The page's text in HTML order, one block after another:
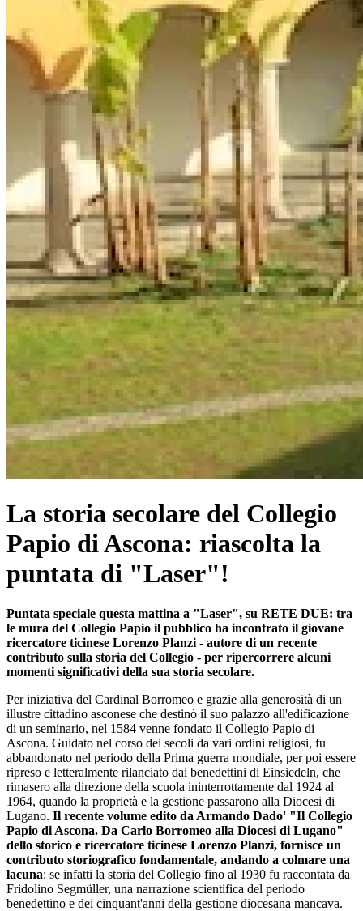
La storia secolare del Collegio
Papio di Ascona: riascolta la
puntata di "Laser"!
Puntata speciale questa mattina a "Laser", su RETE DUE: tra
le mura del Collegio Papio il pubblico ha incontrato il giovane
ricercatore ticinese Lorenzo Planzi - autore di un recente
contributo sulla storia del Collegio - per ripercorrere alcuni
momenti significativi della sua storia secolare.
Per iniziativa del Cardinal Borromeo e grazie alla generosità di un
illustre cittadino asconese che destinò il suo palazzo all'edificazione
di un seminario, nel 1584 venne fondato il Collegio Papio di
Ascona. Guidato nel corso dei secoli da vari ordini religiosi, fu
abbandonato nel periodo della Prima guerra mondiale, per poi essere
ripreso e letteralmente rilanciato dai benedettini di Einsiedeln, che
rimasero alla direzione della scuola ininterrottamente dal 1924 al
1964, quando la proprietà e la gestione passarono alla Diocesi di
Lugano. Il recente volume edito da Armando Dado' "Il Collegio
Papio di Ascona. Da Carlo Borromeo alla Diocesi di Lugano"
dello storico e ricercatore ticinese Lorenzo Planzi, fornisce un
contributo storiografico fondamentale, andando a colmare una
lacuna: se infatti la storia del Collegio fino al 1930 fu raccontata da
Fridolino Segmüller, una narrazione scientifica del periodo
benedettino e dei cinquant'anni della gestione diocesana mancava.